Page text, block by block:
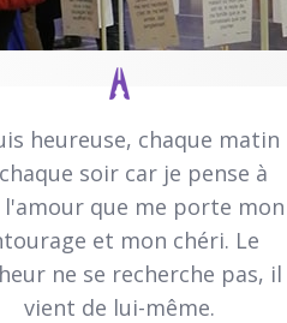
heureuse, chaque matin
soir car je pense à
que me porte mon
et mon chéri. Le
ne se recherche pas, il
vient de lui-même.